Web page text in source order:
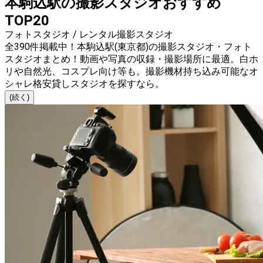
TOP20
フォトスタジオ / レンタル撮影スタジオ
全390件掲載中！本駒込駅(東京都)の撮影スタジオ・フォト
スタジオまとめ！動画や写真の収録・撮影場所に最適。白ホ
リや自然光、コスプレ向け等も。撮影機材持ち込み可能なオ
シャレ格安貸しスタジオを探すなら。
(続く)